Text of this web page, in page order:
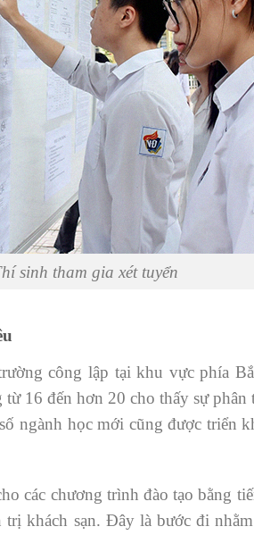
sinh tham gia xét tuyển
công lập tại khu vực phía
16 đến hơn 20 cho thấy sự
ngành học mới cũng được triển
các chương trình đào tạo bằng
khách sạn. Đây là bước đi